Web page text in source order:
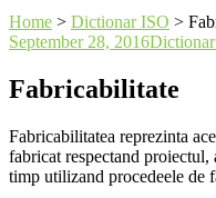
Home > Dictionar ISO >
September 28, 2016
Fabricabilitate
Fabricabilitatea reprezinta
fabricat respectand proiectul,
timp utilizand procedeele de